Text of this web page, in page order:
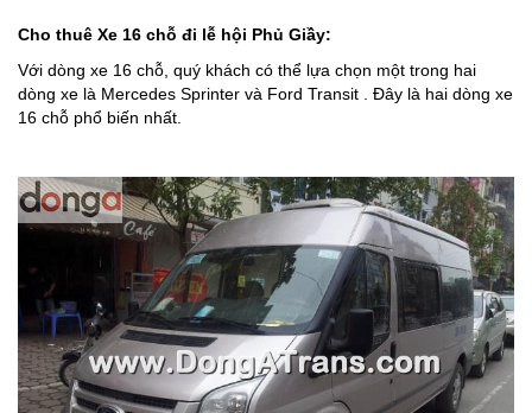
Cho thuê Xe 16 chỗ đi lễ hội Phủ Giầy:
Với dòng xe 16 chỗ, quý khách có thể lựa chọn một trong hai
dòng xe là Mercedes Sprinter và Ford Transit . Đây là hai dòng xe
16 chỗ phổ biến nhất.